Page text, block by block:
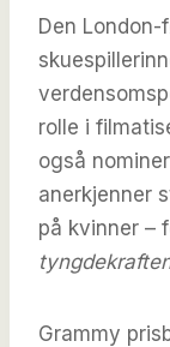
Den
rolle i
også
anerkjenner
på kvinner –
Grammy